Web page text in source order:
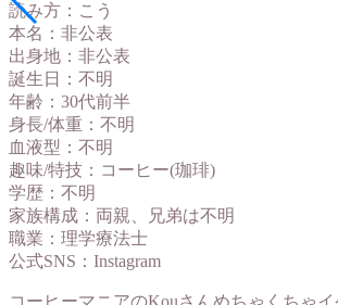
読み方：こう
本名：非公表
出身地：非公表
誕生日：不明
年齢：30代前半
身長/体重：不明
血液型：不明
趣味/特技：コーヒー(珈琲)
学歴：不明
家族構成：両親、兄弟は不明
職業：理学療法士
公式SNS：Instagram
コーヒーマニアのKouさんめちゃくちゃイ